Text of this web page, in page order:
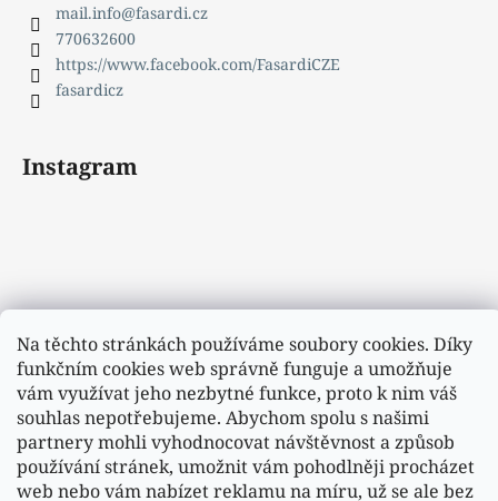
Na těchto stránkách používáme soubory cookies. Díky
funkčním cookies web správně funguje a umožňuje
vám využívat jeho nezbytné funkce, proto k nim váš
souhlas nepotřebujeme. Abychom spolu s našimi
partnery mohli vyhodnocovat návštěvnost a způsob
používání stránek, umožnit vám pohodlněji procházet
web nebo vám nabízet reklamu na míru, už se ale bez
mail.info@fasardi.cz
770632600
https://www.facebook.com/FasardiCZE
fasardicz
Instagram